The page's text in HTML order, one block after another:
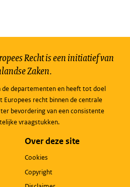
Recht is een initiatief van
Zaken.
de departementen en heeft tot doel
Europees recht binnen de centrale
bevordering van een consistente
vraagstukken.
Over deze site
Cookies
Copyright